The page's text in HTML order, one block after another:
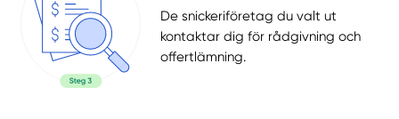
De snickeriföretag du valt ut
kontaktar dig för rådgivning och
offertlämning.